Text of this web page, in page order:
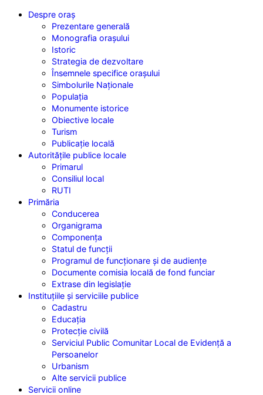
Despre oraș
Prezentare generală
Monografia orașului
Istoric
Strategia de dezvoltare
Însemnele specifice orașului
Simbolurile Naționale
Populația
Monumente istorice
Obiective locale
Turism
Publicație locală
Autoritățile publice locale
Primarul
Consiliul local
RUTI
Primăria
Conducerea
Organigrama
Componența
Statul de funcții
Programul de funcționare și de audiențe
Documente comisia locală de fond funciar
Extrase din legislație
Instituțiile și serviciile publice
Cadastru
Educația
Protecție civilă
Serviciul Public Comunitar Local de Evidență a
Persoanelor
Urbanism
Alte servicii publice
Servicii online